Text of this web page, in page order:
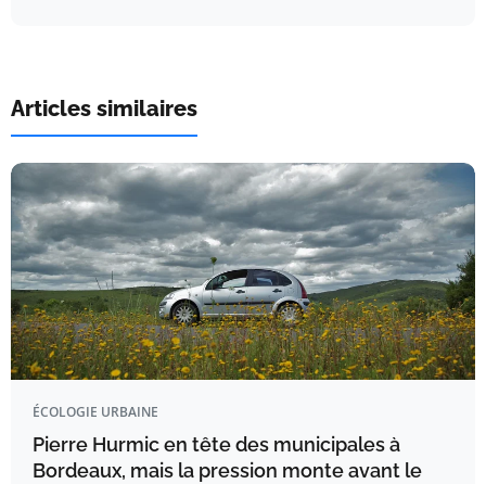
Articles similaires
ÉCOLOGIE URBAINE
Pierre Hurmic en tête des municipales à
Bordeaux, mais la pression monte avant le